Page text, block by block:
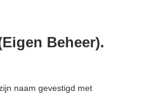
Beheer).
naam gevestigd met